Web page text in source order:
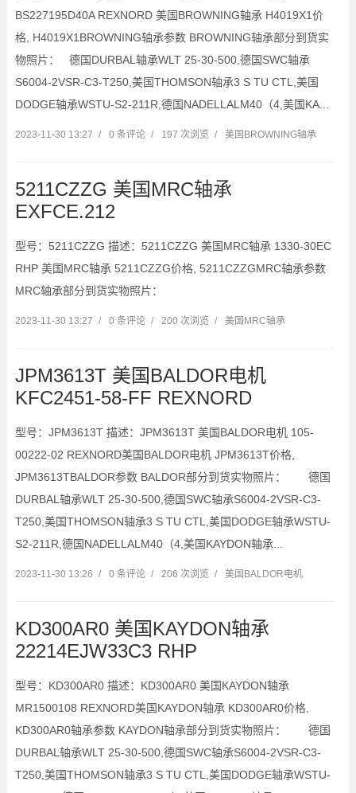
BS227195D40A REXNORD 美国BROWNING轴承 H4019X1价
格, H4019X1BROWNING轴承参数 BROWNING轴承部分到货实
物照片： 德国DURBAL轴承WLT 25-30-500,德国SWC轴承
S6004-2VSR-C3-T250,美国THOMSON轴承3 S TU CTL,美国
DODGE轴承WSTU-S2-211R,德国NADELLALM40（4,美国KA...
2023-11-30 13:27 / 0 条评论 / 197 次浏览 / 美国BROWNING轴承
5211CZZG 美国MRC轴承
EXFCE.212
型号：5211CZZG 描述：5211CZZG 美国MRC轴承 1330-30EC
RHP 美国MRC轴承 5211CZZG价格, 5211CZZGMRC轴承参数
MRC轴承部分到货实物照片：
2023-11-30 13:27 / 0 条评论 / 200 次浏览 / 美国MRC轴承
JPM3613T 美国BALDOR电机
KFC2451-58-FF REXNORD
型号：JPM3613T 描述：JPM3613T 美国BALDOR电机 105-
00222-02 REXNORD美国BALDOR电机 JPM3613T价格,
JPM3613TBALDOR参数 BALDOR部分到货实物照片： 德国
DURBAL轴承WLT 25-30-500,德国SWC轴承S6004-2VSR-C3-
T250,美国THOMSON轴承3 S TU CTL,美国DODGE轴承WSTU-
S2-211R,德国NADELLALM40（4,美国KAYDON轴承...
2023-11-30 13:26 / 0 条评论 / 206 次浏览 / 美国BALDOR电机
KD300AR0 美国KAYDON轴承
22214EJW33C3 RHP
型号：KD300AR0 描述：KD300AR0 美国KAYDON轴承
MR1500108 REXNORD美国KAYDON轴承 KD300AR0价格,
KD300AR0轴承参数 KAYDON轴承部分到货实物照片： 德国
DURBAL轴承WLT 25-30-500,德国SWC轴承S6004-2VSR-C3-
T250,美国THOMSON轴承3 S TU CTL,美国DODGE轴承WSTU-